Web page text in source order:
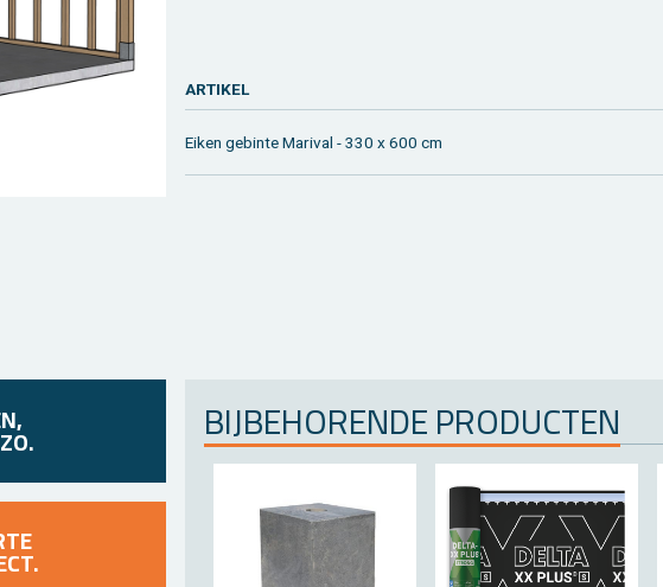
AR­TI­KEL
Eiken ge­bin­te Ma­ri­val - 330 x 600 cm
BIJ­BE­HO­REN­DE PRO­DUC­TEN